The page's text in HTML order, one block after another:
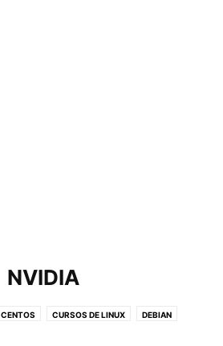
NVIDIA
CENTOS CURSOS DE LINUX DEBIAN